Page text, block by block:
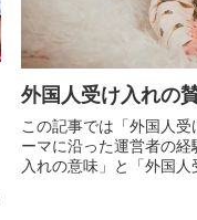
外国人受け入れの
この記事では「外国人
ーマに沿った運営者の
入れの意味」と「外国人
内容となってますので